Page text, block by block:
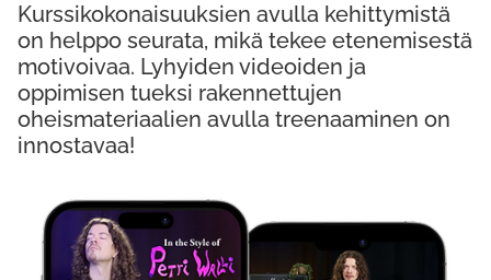
Kurssikokonaisuuksien avulla kehittymistä
on helppo seurata, mikä tekee etenemisestä
motivoivaa. Lyhyiden videoiden ja
oppimisen tueksi rakennettujen
oheismateriaalien avulla treenaaminen on
innostavaa!